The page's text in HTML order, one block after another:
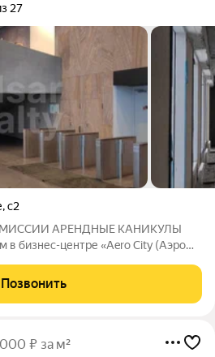
27
,с2
в бизнес-центре «Aero City (Аэро
(НДС, эксплуатационные
Позвонить
000 ₽ за м²